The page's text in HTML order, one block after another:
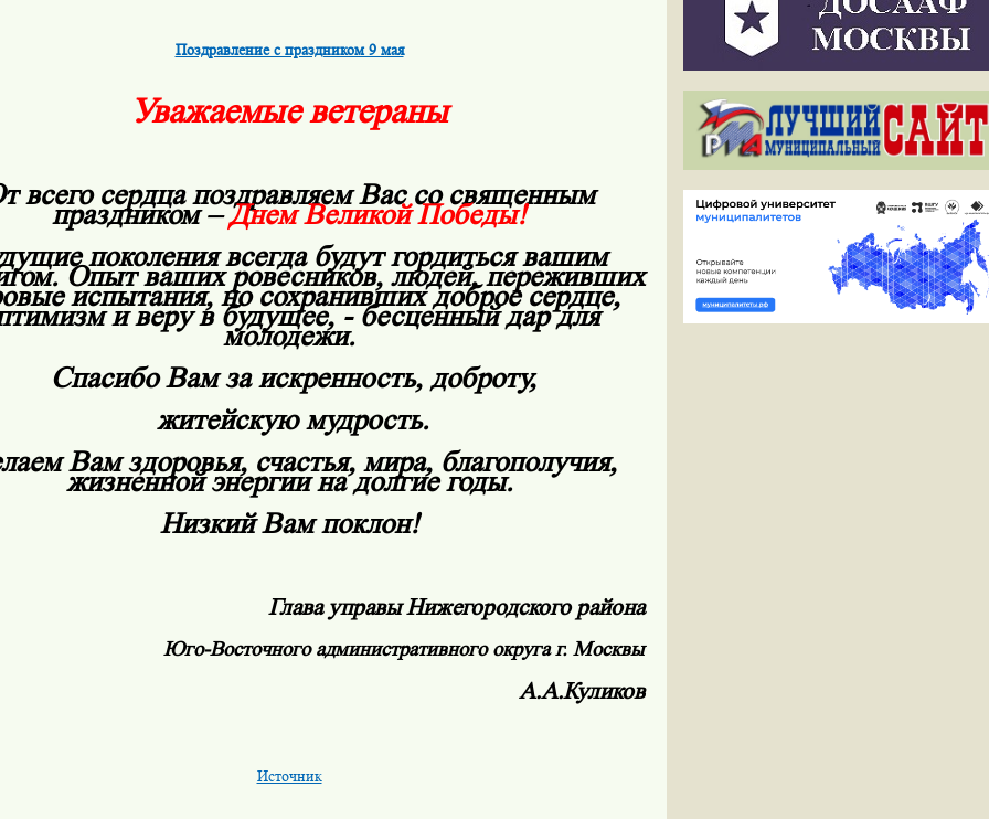
Поздравление с праздником 9 мая
Уважаемые ветераны
всего сердца поздравляем Вас со священным
праздником –Днем Великой Победы!
поколения всегда будут гордиться вашим
Опыт ваших ровесников, людей, переживших
испытания, но сохранивших доброе сердце,
и веру в будущее, - бесценный дар для
молодежи.
Спасибо Вам за искренность, доброту,
житейскую мудрость.
Вам здоровья, счастья, мира, благополучия,
жизненной энергии на долгие годы.
Низкий Вам поклон!
Глава управы Нижегородского района
Юго-Восточного административного округа г. Москвы
А.А.Куликов
Источник